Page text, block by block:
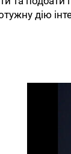
дію